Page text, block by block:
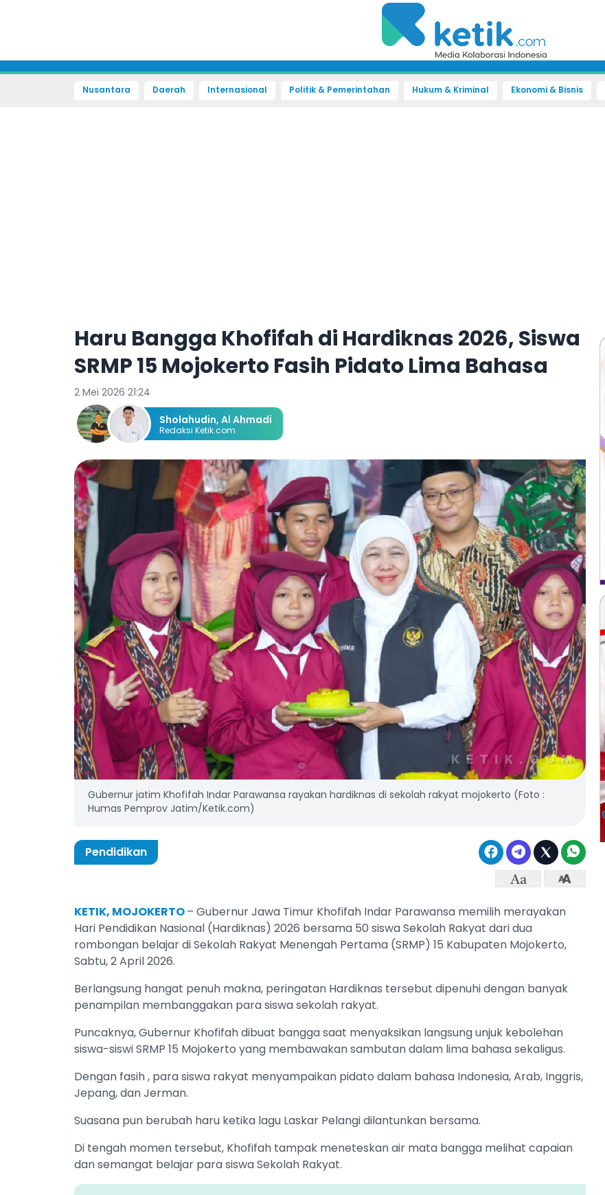
Nusantara Daerah Internasional Politik & Pemerintahan Hukum & Kriminal Ekonomi & Bisnis
Haru Bangga Khofifah di Hardiknas 2026, Siswa
SRMP 15 Mojokerto Fasih Pidato Lima Bahasa
2 Mei 2026 21:24
Sholahudin, Al Ahmadi
Redaksi Ketik.com
Gubernur jatim Khofifah Indar Parawansa rayakan hardiknas di sekolah rakyat mojokerto (Foto :
Humas Pemprov Jatim/Ketik.com)
Pendidikan
KETIK, MOJOKERTO– Gubernur Jawa Timur Khofifah Indar Parawansa memilih merayakan
Hari Pendidikan Nasional (Hardiknas) 2026 bersama 50 siswa Sekolah Rakyat dari dua
rombongan belajar di Sekolah Rakyat Menengah Pertama (SRMP) 15 Kabupaten Mojokerto,
Sabtu, 2 April 2026.
Berlangsung hangat penuh makna, peringatan Hardiknas tersebut dipenuhi dengan banyak
penampilan membanggakan para siswa sekolah rakyat.
Puncaknya, Gubernur Khofifah dibuat bangga saat menyaksikan langsung unjuk kebolehan
siswa-siswi SRMP 15 Mojokerto yang membawakan sambutan dalam lima bahasa sekaligus.
Dengan fasih , para siswa rakyat menyampaikan pidato dalam bahasa Indonesia, Arab, Inggris,
Jepang, dan Jerman.
Suasana pun berubah haru ketika lagu Laskar Pelangi dilantunkan bersama.
Di tengah momen tersebut, Khofifah tampak meneteskan air mata bangga melihat capaian
dan semangat belajar para siswa Sekolah Rakyat.